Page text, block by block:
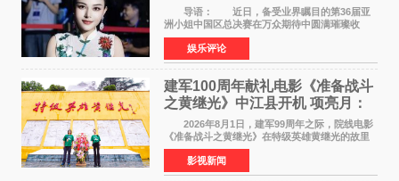
导语： 近日，备受业界瞩目的第36届亚
洲小姐中国区总决赛在万众期待中圆满璀璨收
官。整场盛典汇聚万千芳华，不仅完成了新一届
美丽代言人的加冕选拔，更在行业发展层面带来
颠覆性突破。活动
娱乐评论
建军100周年献礼电影《准备战斗
之黄继光》中江县开机 项亮月：
以光影为笔，书写英雄赞歌
2026年8月1日，建军99周年之际，院线电影
《准备战斗之黄继光》在特级英雄黄继光的故里
——四川省德阳市中江县黄继光出生地正式开
机。本片出品人、总制片人项亮月主持开机仪
式，&zwnj;特级英雄
影视新闻